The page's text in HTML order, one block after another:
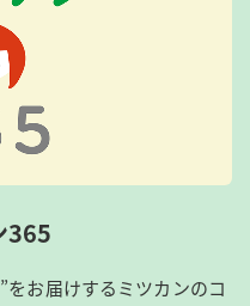
365
をお届けするミツカンのコ